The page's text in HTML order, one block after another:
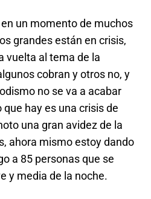
un momento de muchos
grandes están en crisis,
vuelta al tema de la
cobran y otros no, y
no se va a acabar
hay es una crisis de
una gran avidez de la
ahora mismo estoy dando
a 85 personas que se
y media de la noche.